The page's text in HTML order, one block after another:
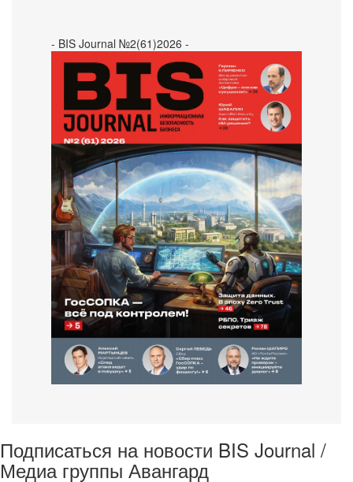
- BIS Journal №2(61)2026 -
Подписаться на новости BIS Journal /
Медиа группы Авангард